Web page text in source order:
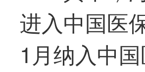
进入中国医
1月纳入中